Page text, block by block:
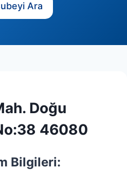
Ara
Doğu
46080
Bilgileri: